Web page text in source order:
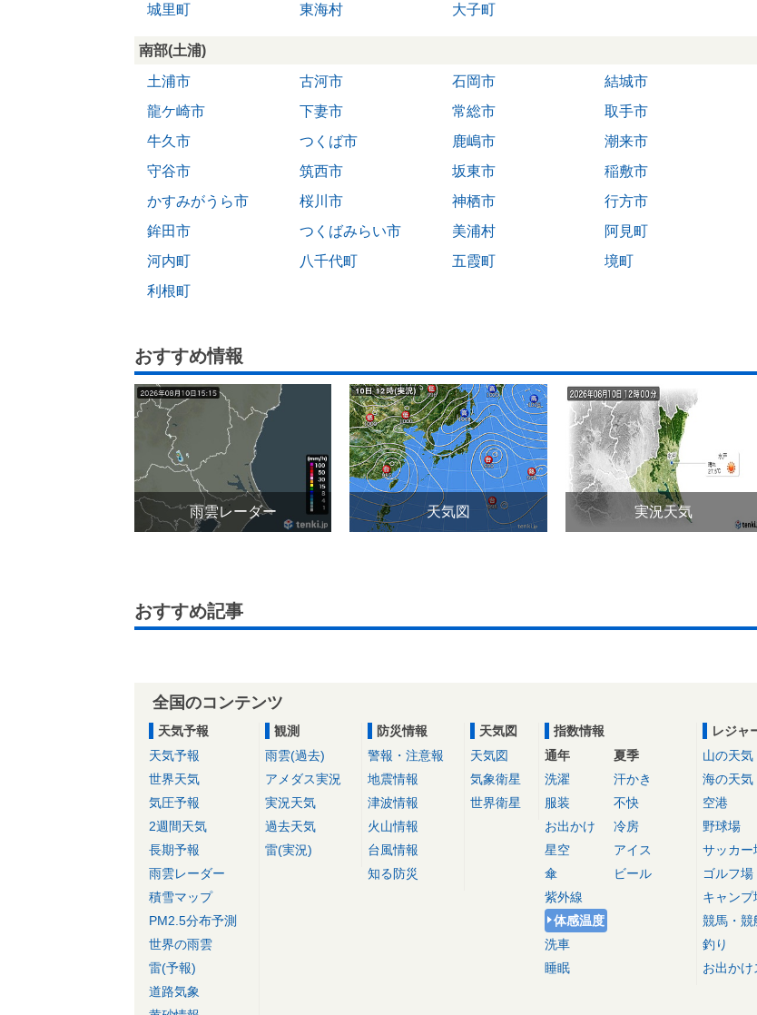
城里町
東海村 大子町
南部(土浦)
土浦市
古河市 石岡市
結城市
龍ケ崎市
下妻市 常総市
取手市
牛久市
つくば市 鹿嶋市
潮来市
守谷市
筑西市 坂東市
稲敷市
かすみがうら市
桜川市 神栖市
行方市
鉾田市
つくばみらい市 美浦村
阿見町
河内町
八千代町 五霞町
境町
利根町
おすすめ情報
雨雲レーダー 天気図 実況天気
おすすめ記事
全国のコンテンツ
天気予報
天気予報
世界天気
気圧予報
2週間天気
長期予報
雨雲レーダー
積雪マップ
PM2.5分布予測
世界の雨雲
雷(予報)
道路気象
観測
雨雲(過去)
アメダス実況
実況天気
過去天気
雷(実況)
防災情報
警報・注意報
地震情報
津波情報
火山情報
台風情報
知る防災
天気図
天気図
気象衛星
世界衛星
指数情報
通年
洗濯
服装
お出かけ
星空
傘
紫外線
体感温度
洗車
睡眠
夏季
汗かき
不快
冷房
アイス
ビール
レジャ
山の天気
海の天気
空港
野球場
サッカー
ゴルフ場
キャンプ
競馬・競
釣り
お出か